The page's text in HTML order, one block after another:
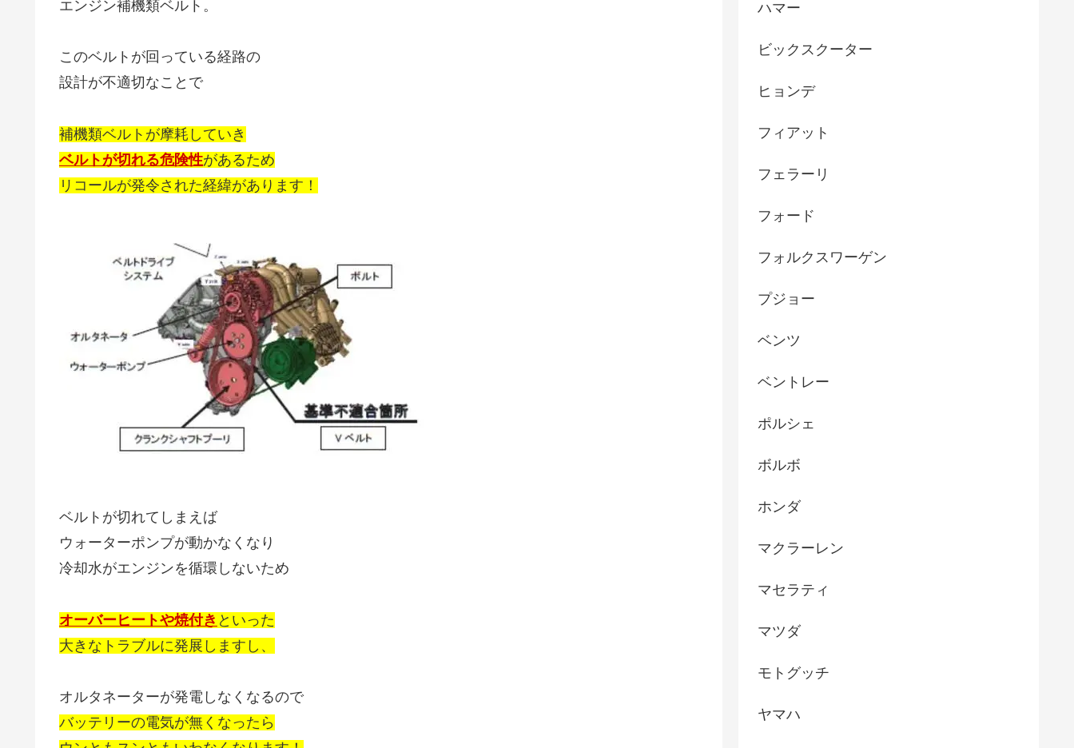
エンジン補機類ベルト。
このベルトが回っている経路の
設計が不適切なことで
補機類ベルトが摩耗していき
ベルトが切れる危険性があるため
リコールが発令された経緯があります！
ベルトが切れてしまえば
ウォーターポンプが動かなくなり
冷却水がエンジンを循環しないため
オーバーヒートや焼付き といった
大きなトラブルに発展しますし、
オルタネーターが発電しなくなるので
バッテリーの電気が無くなったら
ハマー
ビックスクーター
ヒョンデ
フィアット
フェラーリ
フォード
フォルクスワーゲン
プジョー
ベンツ
ベントレー
ポルシェ
ボルボ
ホンダ
マクラーレン
マセラティ
マツダ
モトグッチ
ヤマハ